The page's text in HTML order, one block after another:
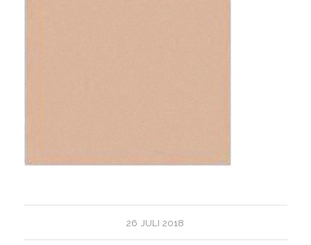
26 JULI 2018